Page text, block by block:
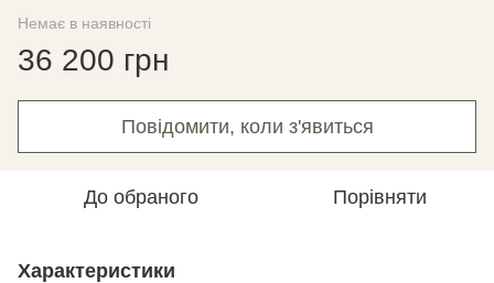
Немає в наявності
36 200 грн
Повідомити, коли з'явиться
До обраного Порівняти
Характеристики